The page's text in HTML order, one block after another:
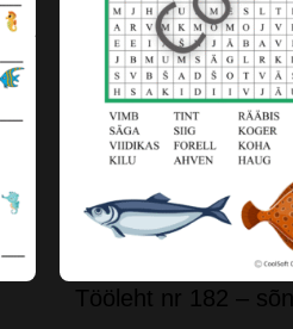
Tööleht nr 182 –